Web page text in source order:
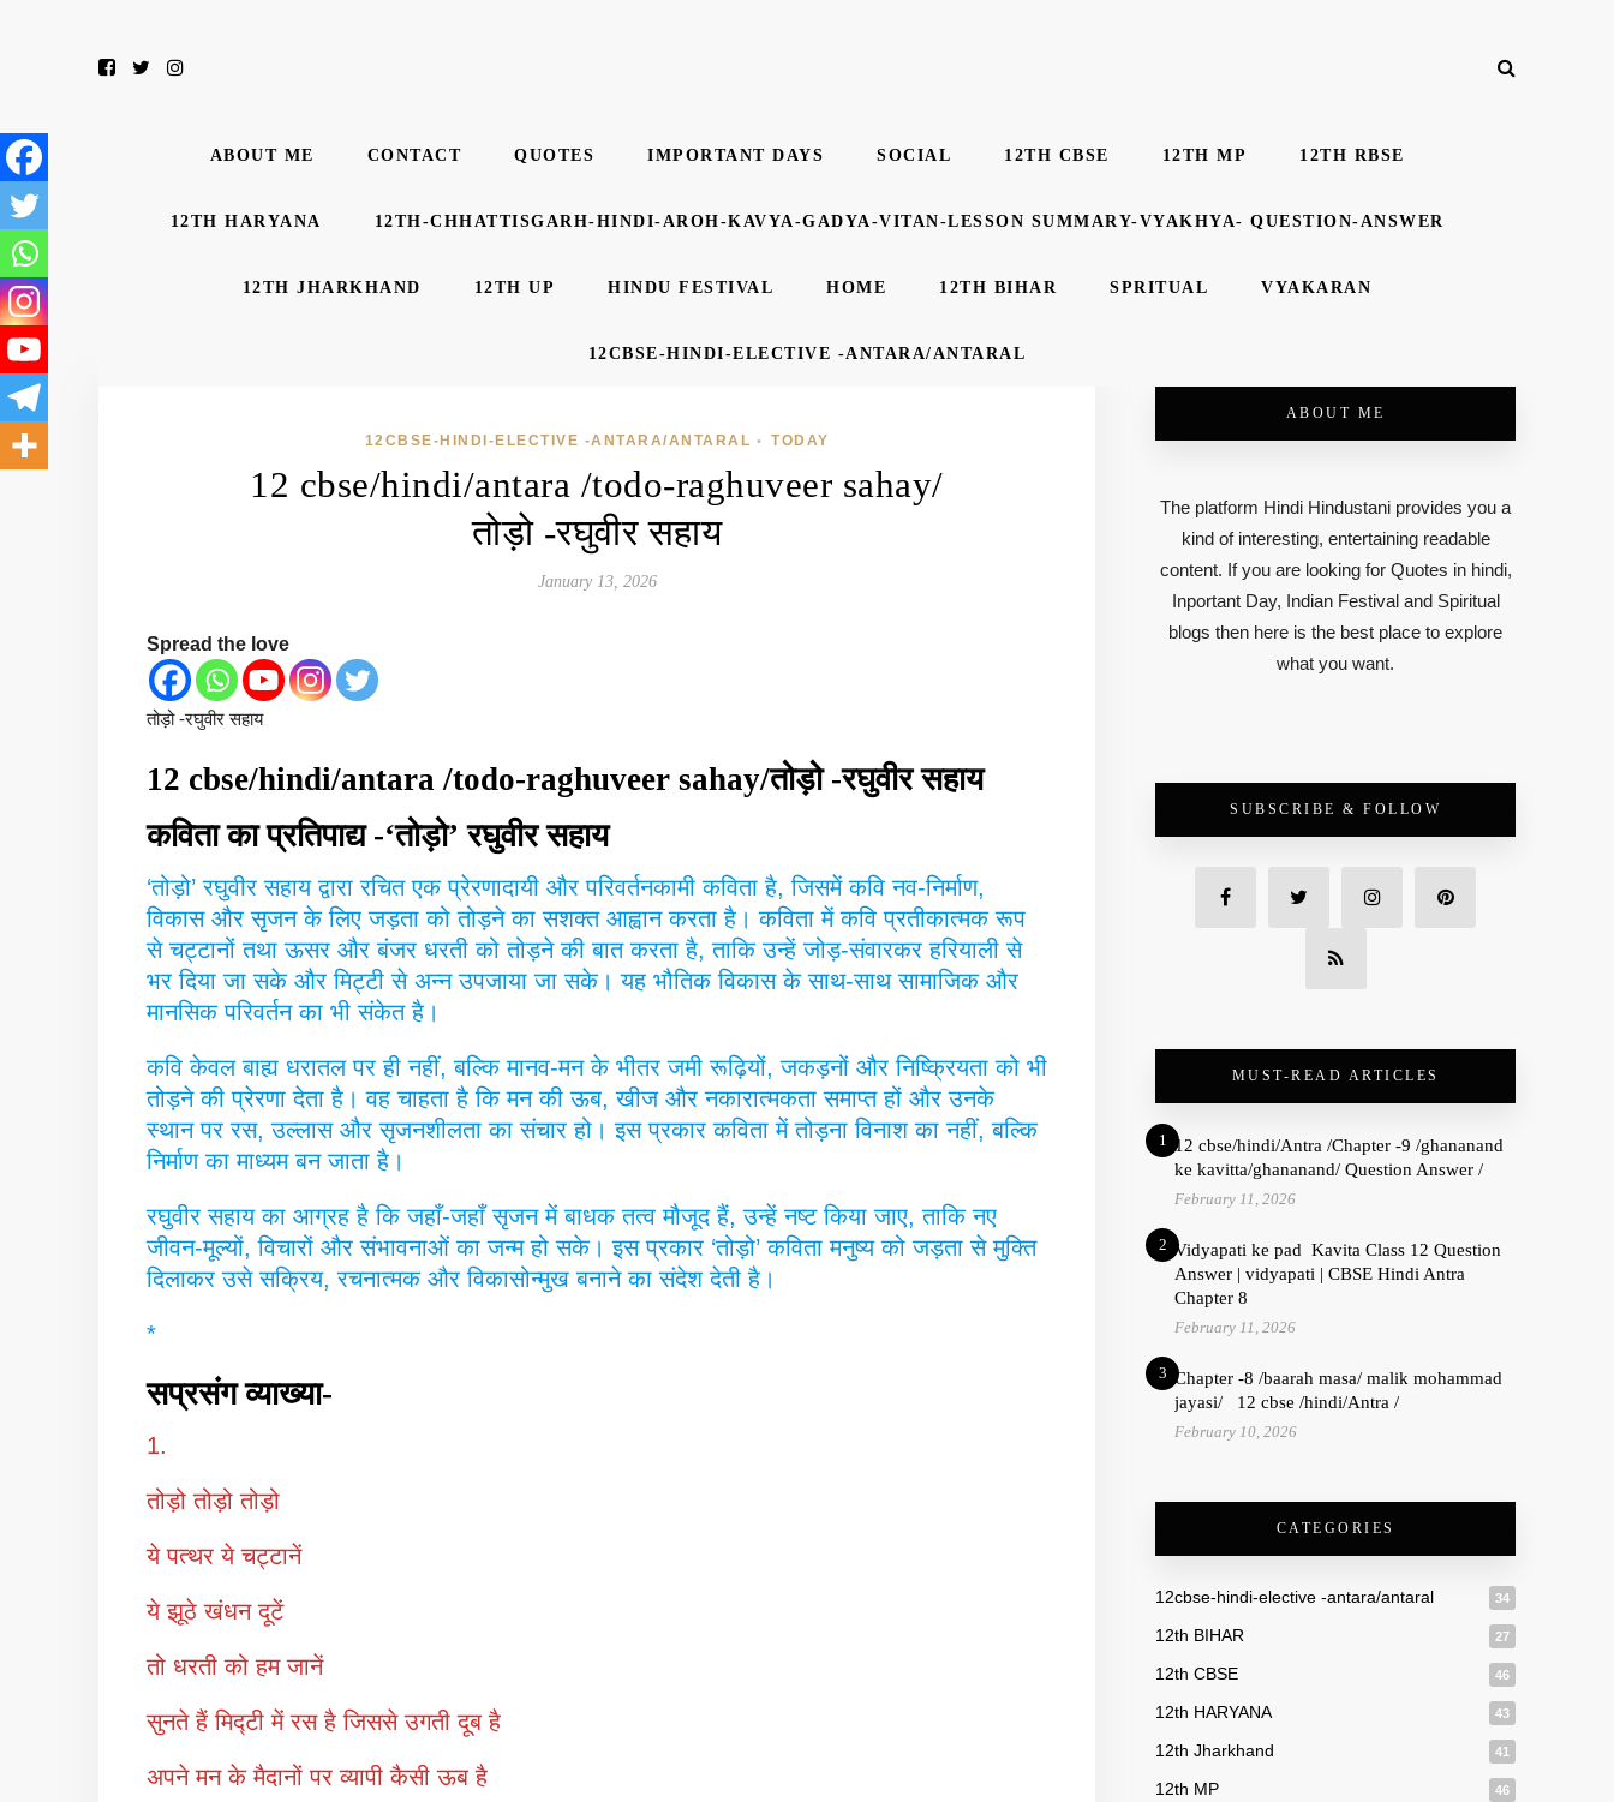
ABOUT ME CONTACT QUOTES IMPORTANT DAYS SOCIAL 12TH CBSE 12TH MP 12TH RBSE
12TH HARYANA 12TH-CHHATTISGARH-HINDI-AROH-KAVYA-GADYA-VITAN-LESSON SUMMARY-VYAKHYA- QUESTION-ANSWER
12TH JHARKHAND 12TH UP HINDU FESTIVAL HOME 12TH BIHAR SPRITUAL VYAKARAN
12CBSE-HINDI-ELECTIVE -ANTARA/ANTARAL
12CBSE-HINDI-ELECTIVE -ANTARA/ANTARAL • TODAY
12 cbse/hindi/antara /todo-raghuveer sahay/
तोड़ो -रघुवीर सहाय
January 13, 2026
Spread the love
तोड़ो -रघुवीर सहाय
12 cbse/hindi/antara /todo-raghuveer sahay/तोड़ो -रघुवीर सहाय
कविता का प्रतिपाद्य -‘तोड़ो’ रघुवीर सहाय
‘तोड़ो’ रघुवीर सहाय द्वारा रचित एक प्रेरणादायी और परिवर्तनकामी कविता है, जिसमें कवि नव-निर्माण,
विकास और सृजन के लिए जड़ता को तोड़ने का सशक्त आह्वान करता है। कविता में कवि प्रतीकात्मक रूप
से चट्टानों तथा ऊसर और बंजर धरती को तोड़ने की बात करता है, ताकि उन्हें जोड़-संवारकर हरियाली से
भर दिया जा सके और मिट्टी से अन्न उपजाया जा सके। यह भौतिक विकास के साथ-साथ सामाजिक और
मानसिक परिवर्तन का भी संकेत है।
कवि केवल बाह्य धरातल पर ही नहीं, बल्कि मानव-मन के भीतर जमी रूढ़ियों, जकड़नों और निष्क्रियता को भी
तोड़ने की प्रेरणा देता है। वह चाहता है कि मन की ऊब, खीज और नकारात्मकता समाप्त हों और उनके
स्थान पर रस, उल्लास और सृजनशीलता का संचार हो। इस प्रकार कविता में तोड़ना विनाश का नहीं, बल्कि
निर्माण का माध्यम बन जाता है।
रघुवीर सहाय का आग्रह है कि जहाँ-जहाँ सृजन में बाधक तत्व मौजूद हैं, उन्हें नष्ट किया जाए, ताकि नए
जीवन-मूल्यों, विचारों और संभावनाओं का जन्म हो सके। इस प्रकार ‘तोड़ो’ कविता मनुष्य को जड़ता से मुक्ति
दिलाकर उसे सक्रिय, रचनात्मक और विकासोन्मुख बनाने का संदेश देती है।
*
सप्रसंग व्याख्या-
1.
तोड़ो तोड़ो तोड़ो
ये पत्थर ये चट्टानें
ये झूठे खंधन दूटें
तो धरती को हम जानें
सुनते हैं मिद्टी में रस है जिससे उगती दूब है
अपने मन के मैदानों पर व्यापी कैसी ऊब है
ABOUT ME
The platform Hindi Hindustani provides you a
kind of interesting, entertaining readable
content. If you are looking for Quotes in hindi,
Inportant Day, Indian Festival and Spiritual
blogs then here is the best place to explore
what you want.
SUBSCRIBE & FOLLOW
MUST-READ ARTICLES
1 12 cbse/hindi/Antra /Chapter -9 /ghananand
ke kavitta/ghananand/ Question Answer /
February 11, 2026
2 Vidyapati ke pad Kavita Class 12 Question
Answer | vidyapati | CBSE Hindi Antra
Chapter 8
February 11, 2026
3 Chapter -8 /baarah masa/ malik mohammad
jayasi/ 12 cbse /hindi/Antra /
February 10, 2026
CATEGORIES
12cbse-hindi-elective -antara/antaral 34
12th BIHAR 27
12th CBSE 46
12th HARYANA 43
12th Jharkhand 41
12th MP 46